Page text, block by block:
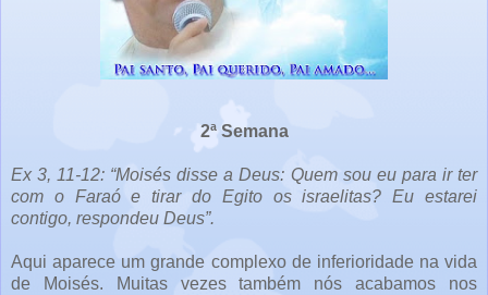
2ª Semana
Ex 3, 11-12: “Moisés disse a Deus: Quem sou eu para ir ter
com o Faraó e tirar do Egito os israelitas? Eu estarei
contigo, respondeu Deus”.
Aqui aparece um grande complexo de inferioridade na vida
de Moisés. Muitas vezes também nós acabamos nos